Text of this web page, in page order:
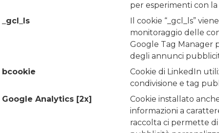
per esperimenti con
_gcl_ls
Il cookie “_gcl_ls”
monitoraggio delle
Google Tag Manager
degli annunci
bcookie
Cookie di LinkedIn
condivisione e tag
Google Analytics [2x]
Cookie installato
informazioni a
raccolta ci permette